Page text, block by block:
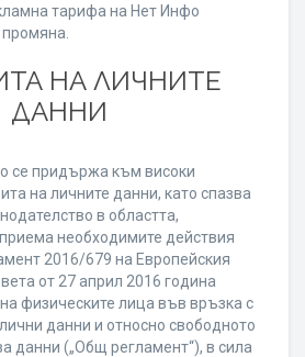
тарифа на Нет Инфо
НА ЛИЧНИТЕ
ДАННИ
се придържа към високи
на личните данни, като спазва
в областта,
необходимите действия
2016/679 на Европейския
от 27 април 2016 година
физическите лица във връзка с
данни и относно свободното
данни („Общ регламент“), в сила